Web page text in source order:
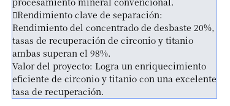
Rendimiento clave de separación:
Rendimiento del concentrado de desbaste 20%,
tasas de recuperación de circonio y titanio
ambas superan el 98%.
Valor del proyecto: Logra un enriquecimiento
eficiente de circonio y titanio con una excelente
tasa de recuperación.